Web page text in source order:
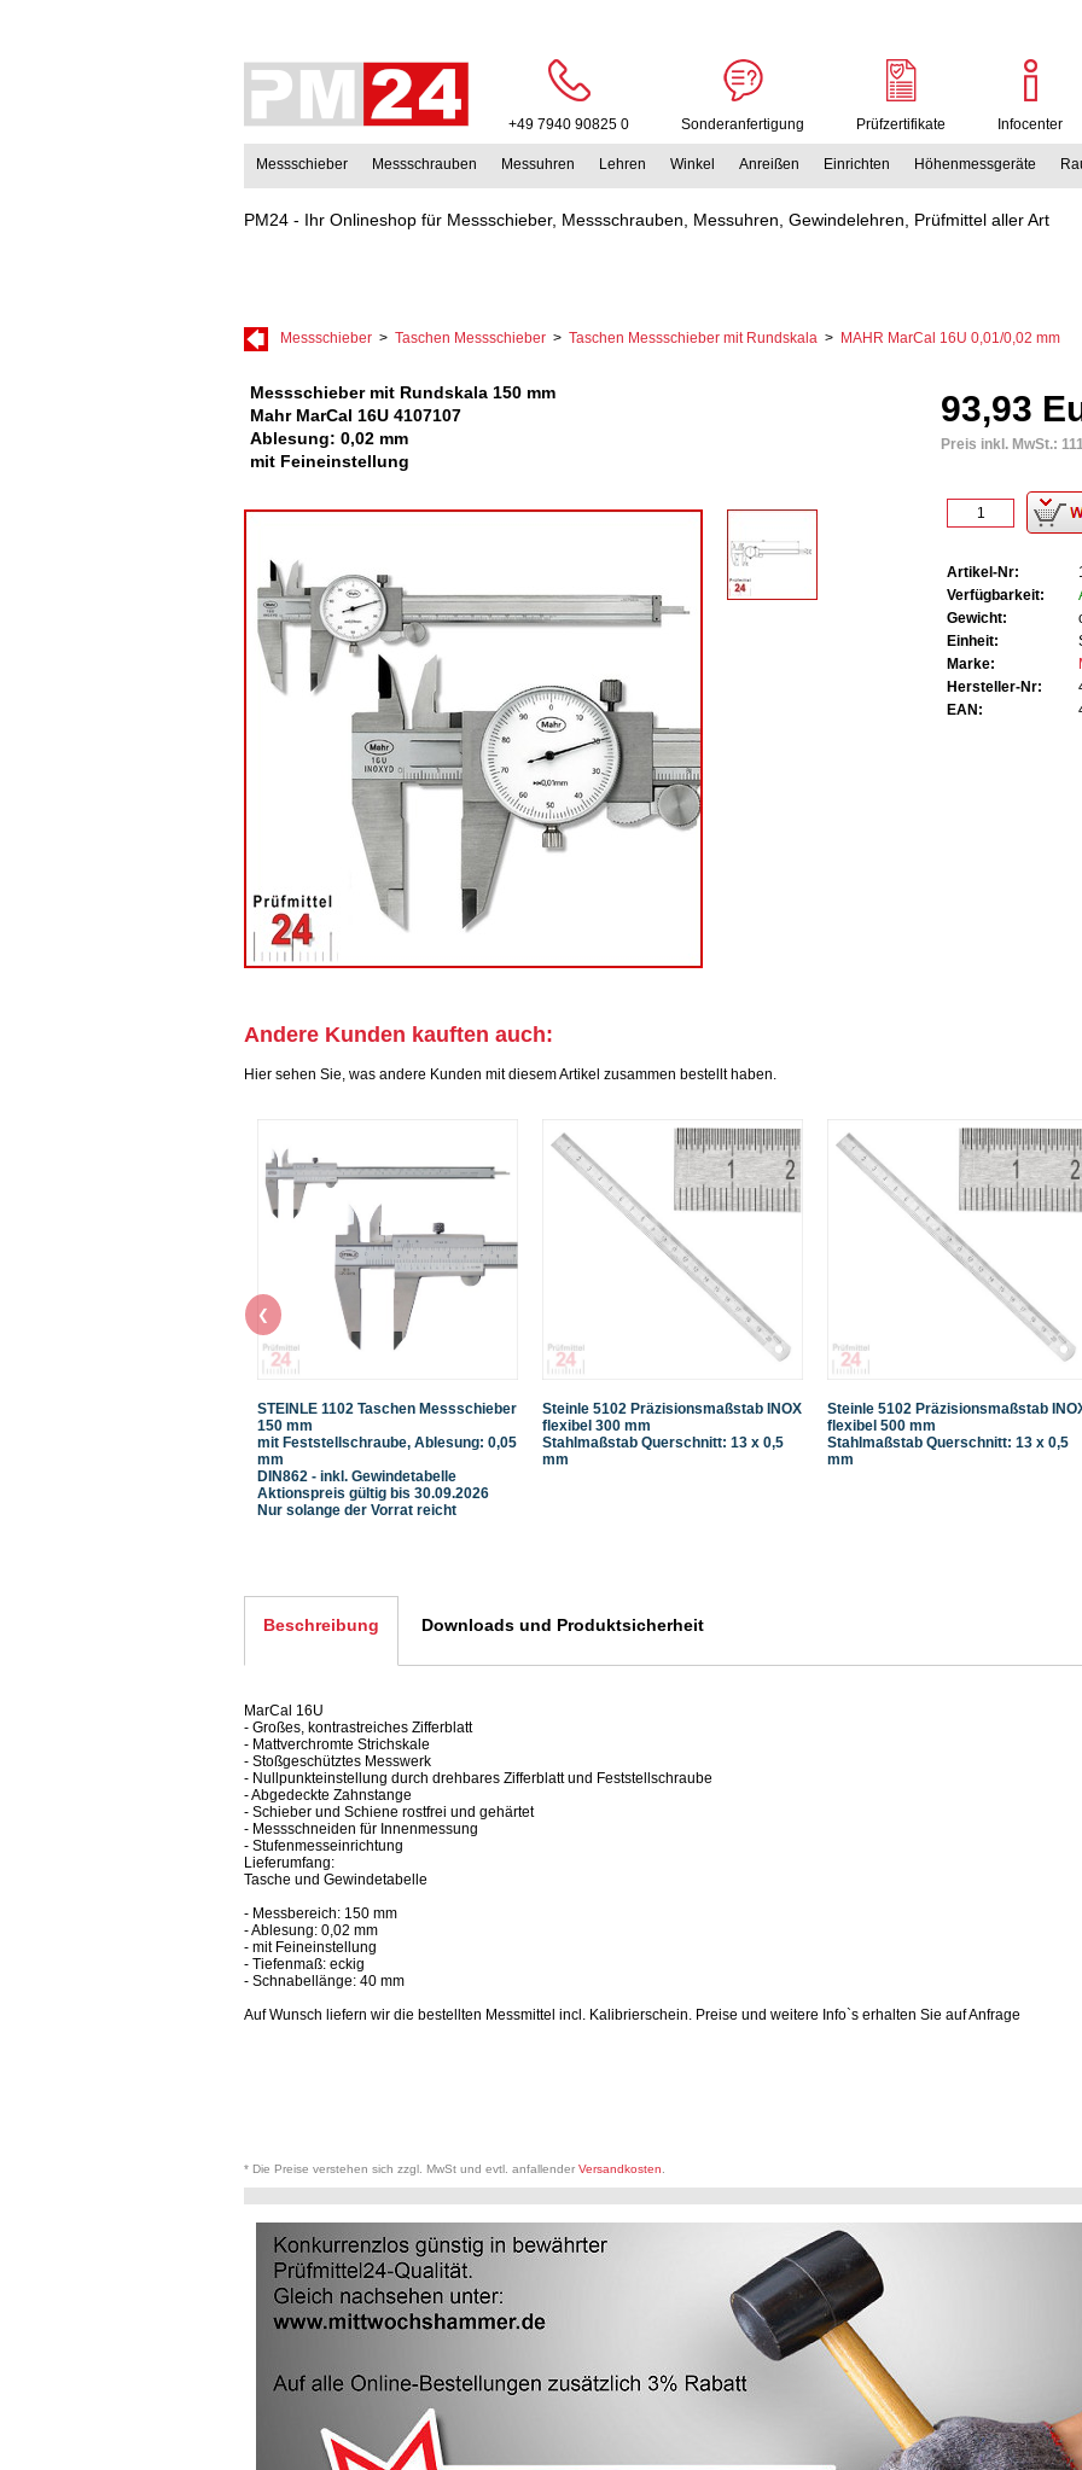
+49 7940 90825 0 Sonderanfertigung Prüfzertifikate Infocenter
Messschieber Messschrauben Messuhren Lehren Winkel Anreißen Einrichten Höhenmessgeräte
PM24 - Ihr Onlineshop für Messschieber, Messschrauben, Messuhren, Gewindelehren, Prüfmittel aller Art
Messschieber > Taschen Messschieber > Taschen Messschieber mit Rundskala > MAHR MarCal 16U 0,01/0,02 mm
Messschieber mit Rundskala 150 mm
Mahr MarCal 16U 4107107
Ablesung: 0,02 mm
mit Feineinstellung
93,93
Preis inkl. MwSt.:
Artikel-Nr:
Verfügbarkeit:
Gewicht:
Einheit:
Marke:
Hersteller-Nr:
EAN:
Andere Kunden kauften auch:
Hier sehen Sie, was andere Kunden mit diesem Artikel zusammen bestellt haben.
STEINLE 1102 Taschen Messschieber
150 mm
mit Feststellschraube, Ablesung: 0,05
mm
DIN862 - inkl. Gewindetabelle
Aktionspreis gültig bis 30.09.2026
Nur solange der Vorrat reicht
Steinle 5102 Präzisionsmaßstab INOX
flexibel 300 mm
Stahlmaßstab Querschnitt: 13 x 0,5
mm
Steinle 5102 Präzisionsmaßstab
flexibel 500 mm
Stahlmaßstab Querschnitt: 13 x 0,5
mm
❮
Beschreibung Downloads und Produktsicherheit
MarCal 16U
- Großes, kontrastreiches Zifferblatt
- Mattverchromte Strichskale
- Stoßgeschütztes Messwerk
- Nullpunkteinstellung durch drehbares Zifferblatt und Feststellschraube
- Abgedeckte Zahnstange
- Schieber und Schiene rostfrei und gehärtet
- Messschneiden für Innenmessung
- Stufenmesseinrichtung
Lieferumfang:
Tasche und Gewindetabelle
- Messbereich: 150 mm
- Ablesung: 0,02 mm
- mit Feineinstellung
- Tiefenmaß: eckig
- Schnabellänge: 40 mm
Auf Wunsch liefern wir die bestellten Messmittel incl. Kalibrierschein. Preise und weitere Info`s erhalten Sie auf Anfrage
* Die Preise verstehen sich zzgl. MwSt und evtl. anfallender Versandkosten